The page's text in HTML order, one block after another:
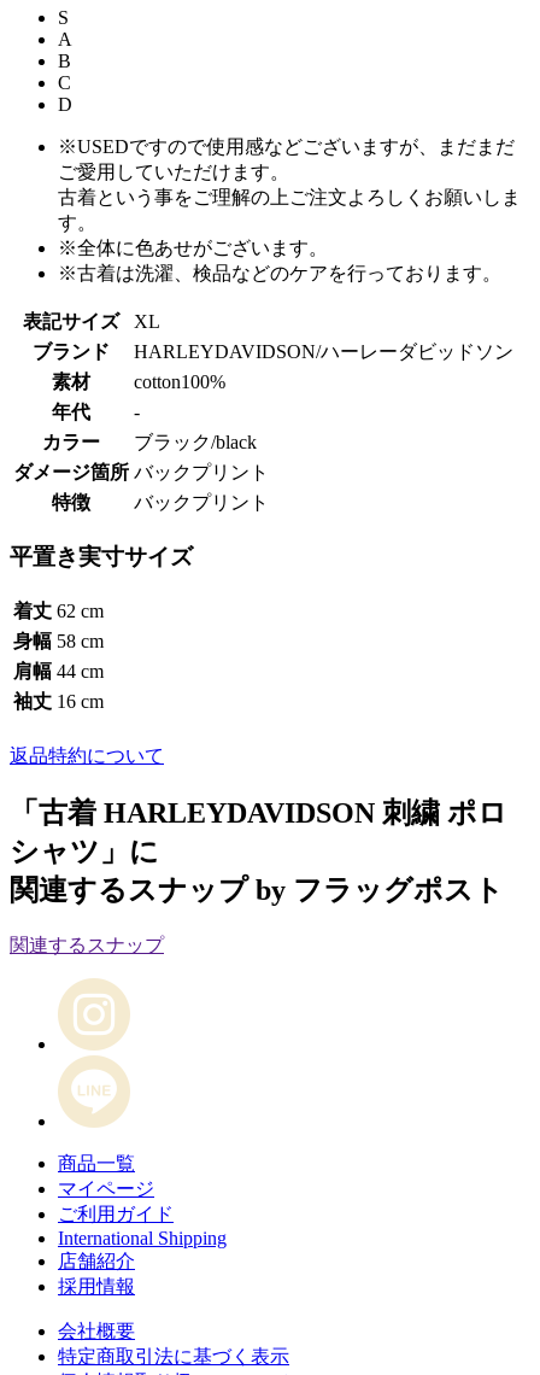
S
A
B
C
D
※USEDですので使用感などございますが、まだまだ
ご愛用していただけます。
古着という事をご理解の上ご注文よろしくお願いしま
す。
※全体に色あせがございます。
※古着は洗濯、検品などのケアを行っております。
表記サイズ
XL
ブランド
HARLEYDAVIDSON/ハーレーダビッドソン
素材
cotton100%
年代
-
カラー
ブラック/black
ダメージ箇所 バックプリント
特徴
バックプリント
平置き実寸サイズ
着丈 62 cm
身幅 58 cm
肩幅 44 cm
袖丈 16 cm
返品特約について
「古着 HARLEYDAVIDSON 刺繍 ポロ
シャツ」に
関連するスナップ by フラッグポスト
関連するスナップ
商品一覧
マイページ
ご利用ガイド
International Shipping
店舗紹介
採用情報
会社概要
特定商取引法に基づく表示